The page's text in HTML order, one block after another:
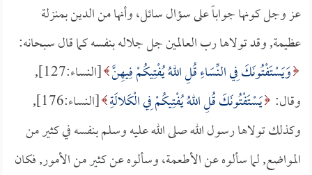
عز وجل كونها جواباً على سؤال سائل، وأنها من الدين بمنزلة
عظيمة, وقد تولاها رب العالمين جل جلاله بنفسه كما قال سبحانه:
وَيَسْتَفْتُونَكَ فِي النِّسَاءِ قُلِ اللهُ يُفْتِيكُمْ فِيهِنَّ
[النساء:127],
وقال: يَسْتَفْتُونَكَ قُلِ اللهُ يُفْتِيكُمْ فِي الْكَلالَةِ
[النساء:176],
وكذلك تولاها رسول الله صلى الله عليه وسلم بنفسه في كثير من
المواضع, لما سألوه عن الأطعمة، وسألوه عن كثير من الأمور, فكان